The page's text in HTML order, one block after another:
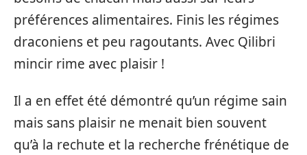
préférences alimentaires. Finis les régimes
draconiens et peu ragoutants. Avec Qilibri
mincir rime avec plaisir !
Il a en effet été démontré qu’un régime sain
mais sans plaisir ne menait bien souvent
qu’à la rechute et la recherche frénétique de